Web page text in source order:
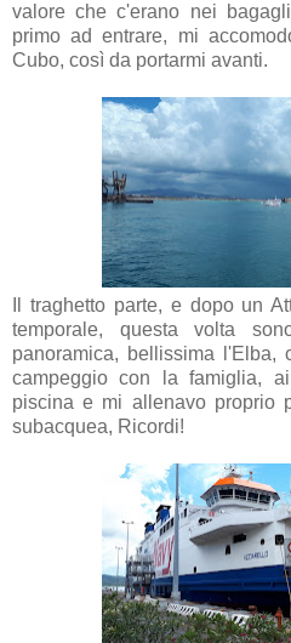
valore che c'erano nei
primo ad entrare, mi
Cubo, così da portarmi avanti.
Il traghetto parte, e dopo un
temporale, questa volta
panoramica, bellissima
campeggio con la famiglia,
piscina e mi allenavo proprio
subacquea, Ricordi!